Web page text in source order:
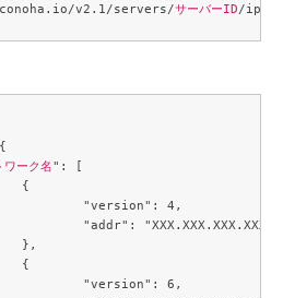
v2.1/servers/サーバーID
ワーク名": [